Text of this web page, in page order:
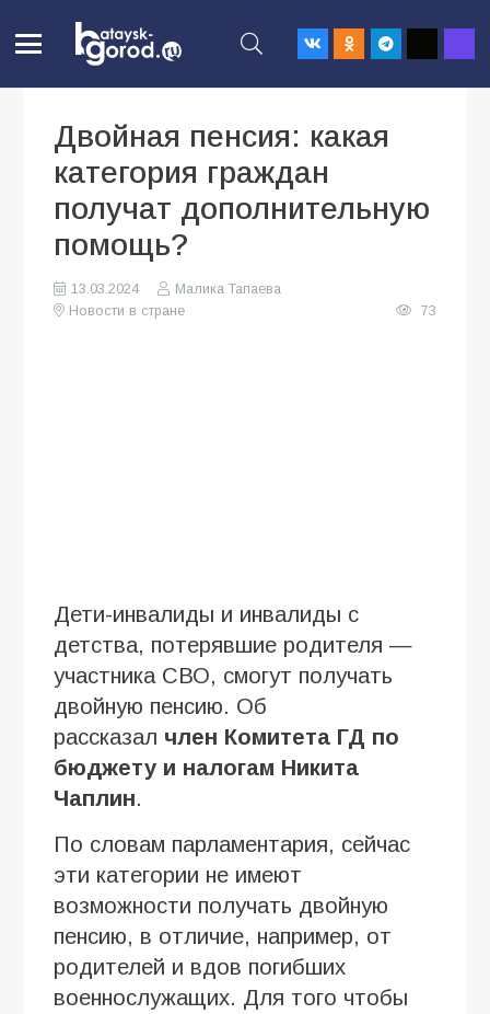
Двойная пенсия: какая
категория граждан
получат дополнительную
помощь?
13.03.2024
Малика Тапаева
Новости в стране
73
Дети-инвалиды и инвалиды с
детства, потерявшие родителя —
участника СВО, смогут получать
двойную пенсию. Об
рассказал член Комитета ГД по
бюджету и налогам Никита
Чаплин.
По словам парламентария, сейчас
эти категории не имеют
возможности получать двойную
пенсию, в отличие, например, от
родителей и вдов погибших
военнослужащих. Для того чтобы